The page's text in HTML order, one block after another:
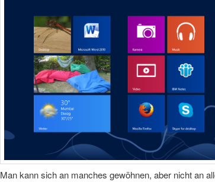
Man kann sich an manches gewöhnen, aber nicht an